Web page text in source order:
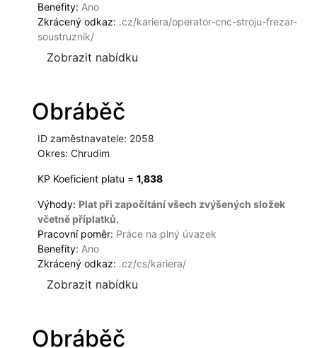
Benefity: Ano
Zkrácený odkaz: .cz/kariera/operator-cnc-stroju-frezar-
soustruznik/
Zobrazit nabídku
Obráběč
ID zaměstnavatele: 2058
Okres: Chrudim
KP Koeficient platu = 1,838
Výhody: Plat při započítání všech zvýšených složek
včetně příplatků.
Pracovní poměr: Práce na plný úvazek
Benefity: Ano
Zkrácený odkaz: .cz/cs/kariera/
Zobrazit nabídku
Obráběč